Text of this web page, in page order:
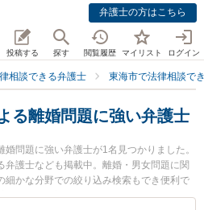
弁護士の方はこちら
投稿する 探す 閲覧履歴 マイリスト ログイン
相談できる弁護士 東海市で法律相談で
る離婚問題に強い弁護士
問題に強い弁護士が1名見つかりました。
護士なども掲載中。離婚・男女問題に関
細かな分野での絞り込み検索もでき便利で
弁護士のプロフィール情報や弁護士費用、